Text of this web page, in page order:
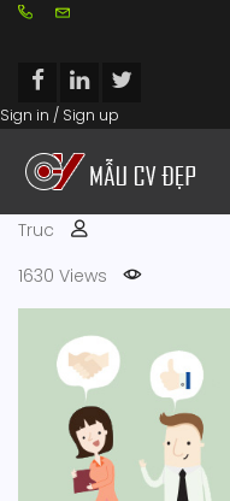
Sign in / Sign up
Truc
1630 Views